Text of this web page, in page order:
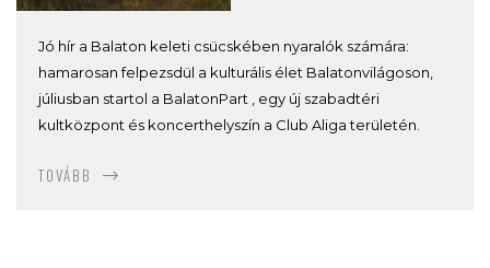
Jó hír a Balaton keleti csücskében nyaralók számára:
hamarosan felpezsdül a kulturális élet Balatonvilágoson,
júliusban startol a BalatonPart , egy új szabadtéri
kultközpont és koncerthelyszín a Club Aliga területén.
TOVÁBB